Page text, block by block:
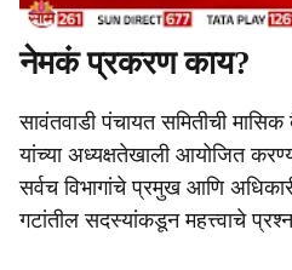
नेमकं प्रकरण काय?
​सावंतवाडी पंचायत समितीची
यांच्या अध्यक्षतेखाली आयोजित
सर्वच विभागांचे प्रमुख आणि
गटांतील सदस्यांकडून महत्त्वाचे